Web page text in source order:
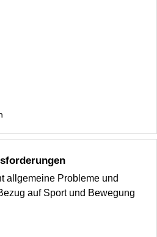
allgemeine Probleme und
auf Sport und Bewegung